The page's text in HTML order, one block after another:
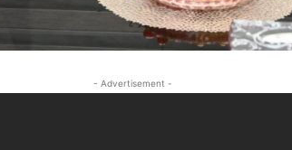
- Advertisement -